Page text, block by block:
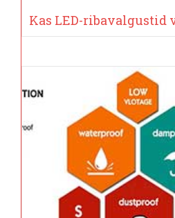
Kas LED-ribavalgustid